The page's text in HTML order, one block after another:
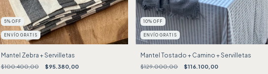
5% OFF
ENVÍO GRATIS
Mantel Zebra + Servilletas
$100.400,00 $95.380,00
10%OFF
ENVÍO GRATIS
Mantel Tostado + Camino + Servilletas
$129.000,00 $116.100,00